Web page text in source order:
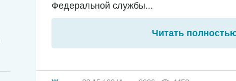
Федеральной службы...
Читать